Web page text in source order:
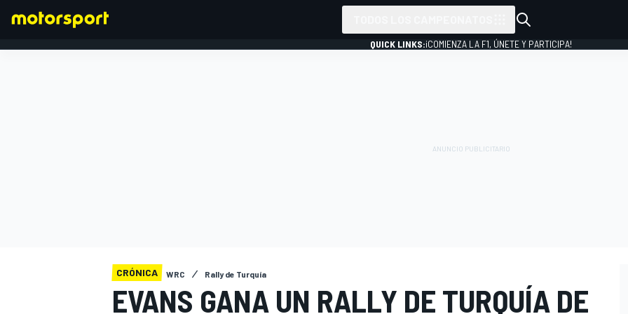
QUICK LINKS:¡COMIENZA LA F1, ÚNETE Y PARTICIPA!
CRÓNICA WRC Rally de Turquía
EVANS GANA UN RALLY DE TURQUÍA DE